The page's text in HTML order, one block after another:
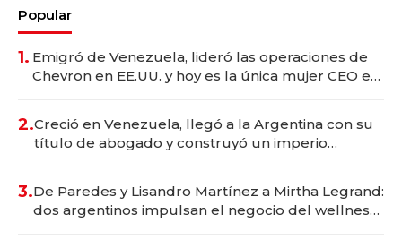
Popular
1. Emigró de Venezuela, lideró las operaciones de
Chevron en EE.UU. y hoy es la única mujer CEO en
2.Creció en Venezuela, llegó a la Argentina con su
título de abogado y construyó un imperio
3.De Paredes y Lisandro Martínez a Mirtha Legrand:
dos argentinos impulsan el negocio del wellness